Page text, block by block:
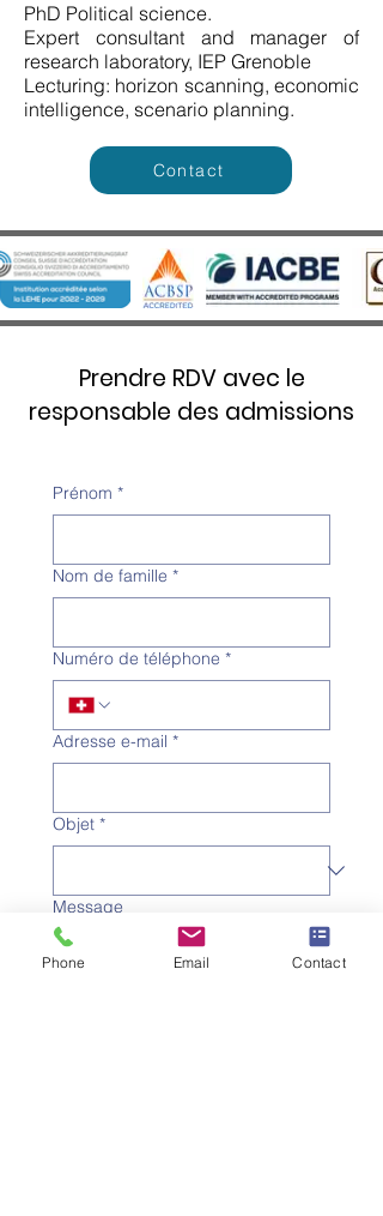
PhD Political science.
Expert consultant and manager of
research laboratory, IEP Grenoble
Lecturing: horizon scanning, economic
intelligence, scenario planning.
Contact
Prendre RDV avec le
responsable des admissions
Prénom *
Nom de famille *
Numéro de téléphone *
Adresse e-mail *
Objet *
Message
Phone Email Contact